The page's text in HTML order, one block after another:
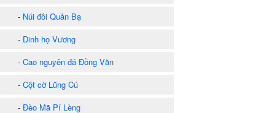
Núi đôi Quản Bạ
Dinh họ Vương
Cao nguyên đá Đồng Văn
Cột cờ Lũng Cú
Đèo Mã Pí Lèng